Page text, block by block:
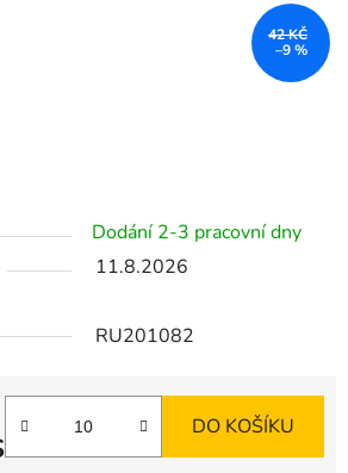
Dodání 2-3 pracovní dny
11.8.2026
RU201082
DO KOŠÍKU
42 KČ
–9 %